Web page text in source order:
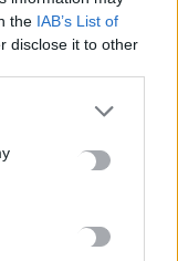
the IAB’s List of
disclose it to other